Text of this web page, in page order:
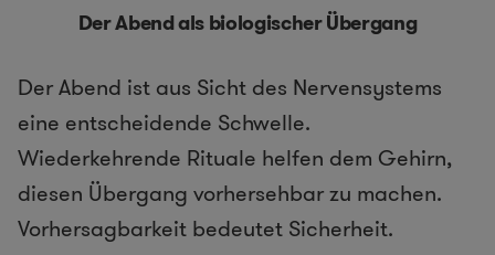
Der Abend als biologischer Übergang
Der Abend ist aus Sicht des Nervensystems
eine entscheidende Schwelle.
Wiederkehrende Rituale helfen dem Gehirn,
diesen Übergang vorhersehbar zu machen.
Vorhersagbarkeit bedeutet Sicherheit.